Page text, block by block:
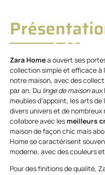
Zara Homea ouvert ses
collection simple et efficace à
notre maison, avec des
par an. Du linge de maisonaux
meubles d’appoint, les arts
divers univers et de
collabore avec les meilleurs
maison de façon chic mais
Home se caractérisent
moderne, avec des couleurs
Pour des finitions de qualité,